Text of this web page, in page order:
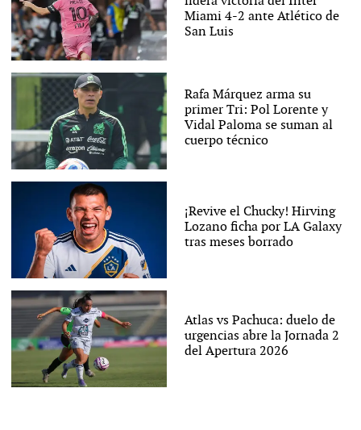
Miami 4-2 ante Atlético de
San Luis
Rafa Márquez arma su
primer Tri: Pol Lorente y
Vidal Paloma se suman al
cuerpo técnico
¡Revive el Chucky! Hirving
Lozano ficha por LA Galaxy
tras meses borrado
Atlas vs Pachuca: duelo de
urgencias abre la Jornada 2
del Apertura 2026